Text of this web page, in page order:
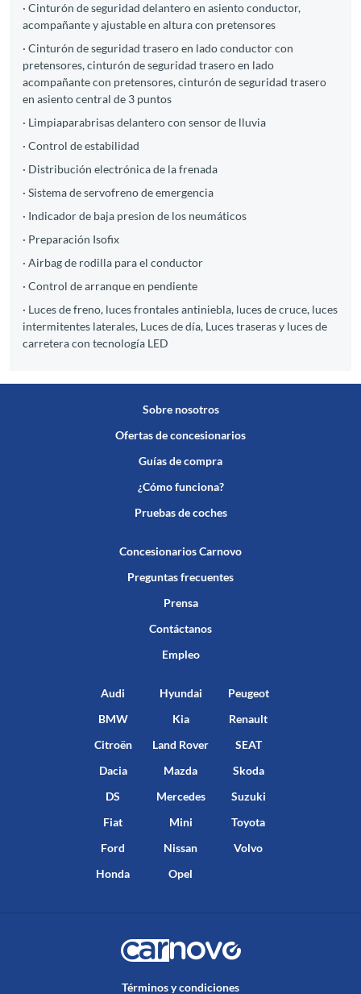
· Cinturón de seguridad delantero en asiento conductor,
acompañante y ajustable en altura con pretensores
· Cinturón de seguridad trasero en lado conductor con
pretensores, cinturón de seguridad trasero en lado
acompañante con pretensores, cinturón de seguridad trasero
en asiento central de 3 puntos
· Limpiaparabrisas delantero con sensor de lluvia
· Control de estabilidad
· Distribución electrónica de la frenada
· Sistema de servofreno de emergencia
· Indicador de baja presion de los neumáticos
· Preparación Isofix
· Airbag de rodilla para el conductor
· Control de arranque en pendiente
· Luces de freno, luces frontales antiniebla, luces de cruce, luces
intermitentes laterales, Luces de día, Luces traseras y luces de
carretera con tecnología LED
Sobre nosotros
Ofertas de concesionarios
Guías de compra
¿Cómo funciona?
Pruebas de coches
Concesionarios Carnovo
Preguntas frecuentes
Prensa
Contáctanos
Empleo
Audi
BMW
Citroën
Dacia
DS
Fiat
Ford
Honda
Hyundai
Kia
Land Rover
Mazda
Mercedes
Mini
Nissan
Opel
Peugeot
Renault
SEAT
Skoda
Suzuki
Toyota
Volvo
Términos y condiciones